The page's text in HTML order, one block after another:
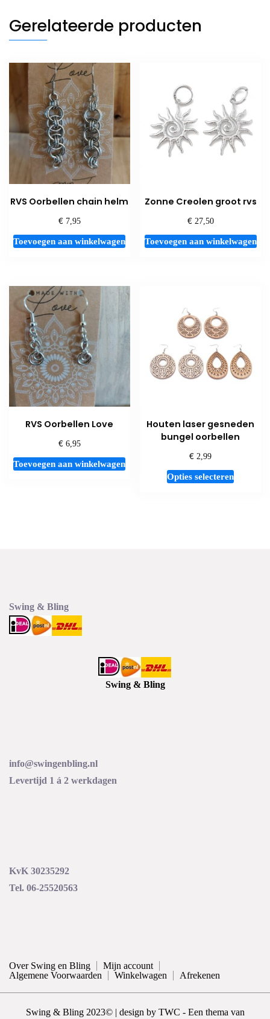
Gerelateerde producten
RVS Oorbellen chain helm
€7,95
Toevoegen aan winkelwagen
Zonne Creolen groot rvs
€27,50
Toevoegen aan winkelwagen
RVS Oorbellen Love
€6,95
Toevoegen aan winkelwagen
Houten laser gesneden
bungel oorbellen
€ 2,99
Opties selecterenDit
Swing & Bling
Swing & Bling
info@swingenbling.nl
Levertijd 1 á 2 werkdagen
KvK 30235292
Tel. 06-25520563
Over Swing en Bling
Mijn account
Algemene Voorwaarden
Winkelwagen Afrekenen
Swing & Bling 2023© | design by TWC - Een thema van